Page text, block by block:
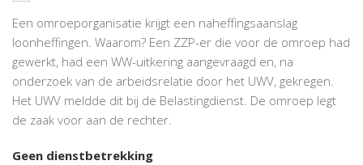
OF
Een omroeporganisatie krijgt een naheffingsaanslag
loonheffingen. Waarom? Een ZZP-er die voor de omroep had
gewerkt, had een WW-uitkering aangevraagd en, na
onderzoek van de arbeidsrelatie door het UWV, gekregen.
Het UWV meldde dit bij de Belastingdienst. De omroep legt
de zaak voor aan de rechter.
Geen dienstbetrekking